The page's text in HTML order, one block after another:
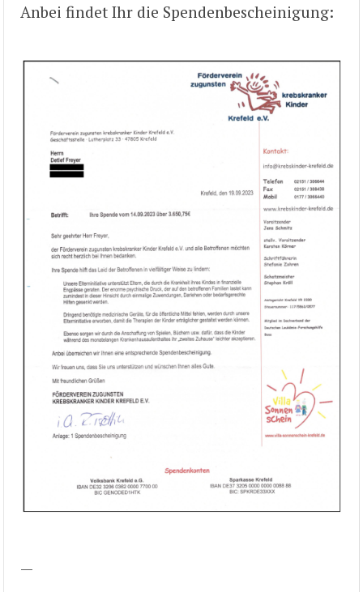
Anbei findet Ihr die Spendenbescheinigung:
—